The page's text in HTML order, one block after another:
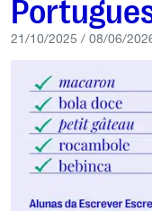
21/10/2025 / 08/06/